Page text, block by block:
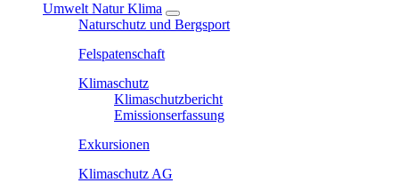
Umwelt Natur Klima
Naturschutz und Bergsport
Felspatenschaft
Klimaschutz
Klimaschutzbericht
Emissionserfassung
Exkursionen
Klimaschutz AG